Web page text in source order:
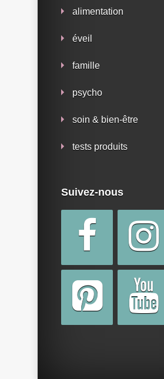
alimentation
éveil
famille
psycho
soin & bien-être
tests produits
Suivez-nous